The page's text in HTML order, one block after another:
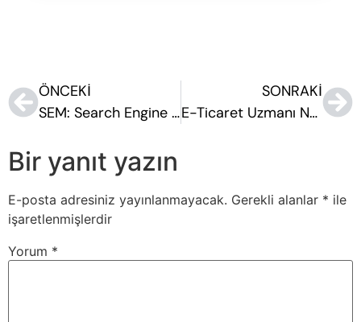
ÖNCEKI
SEM: Search Engine Marketing Nedir?
SONRAKI
E-Ticaret Uzmanı Nedir?
Bir yanıt yazın
E-posta adresiniz yayınlanmayacak. Gerekli alanlar * ile
işaretlenmişlerdir
Yorum *